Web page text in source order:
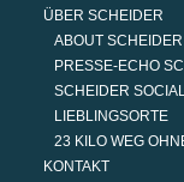
ÜBER SCHEIDER
ABOUT SCHEIDER
PRESSE-ECHO
SCHEIDER
LIEBLINGSORTE
23 KILO WEG
KONTAKT